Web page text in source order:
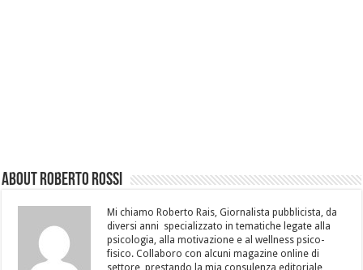
About Roberto Rossi
Mi chiamo Roberto Rais, Giornalista pubblicista, da
diversi anni specializzato in tematiche legate alla
psicologia, alla motivazione e al wellness psico-
fisico. Collaboro con alcuni magazine online di
settore, prestando la mia consulenza editoriale